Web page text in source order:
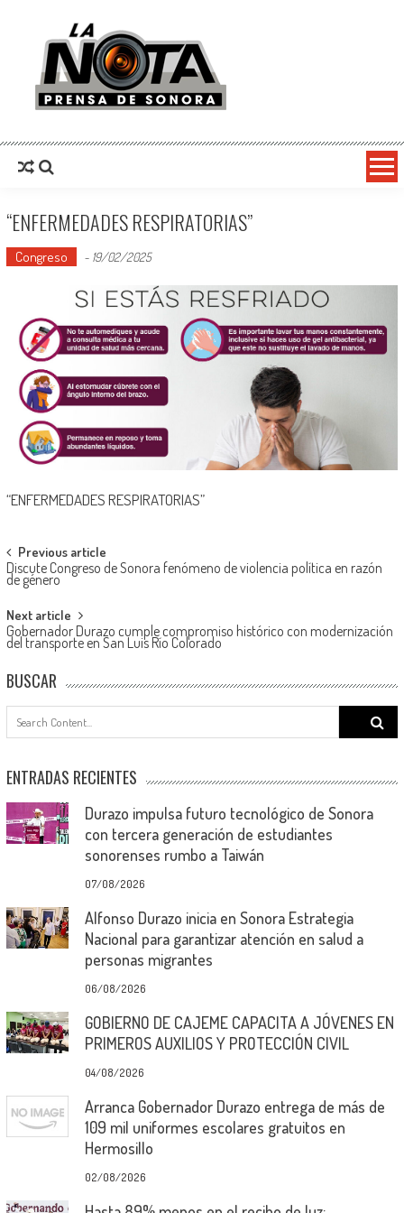
La Nota Prensa De Sonora
“ENFERMEDADES RESPIRATORIAS”
Congreso - 19/02/2025
“ENFERMEDADES RESPIRATORIAS”
Post
navigation
Previous article
Discute Congreso de Sonora fenómeno de violencia política en razón
de género
Next article
Gobernador Durazo cumple compromiso histórico con modernización
del transporte en San Luis Río Colorado
BUSCAR
Search
for:
ENTRADAS RECIENTES
Durazo impulsa futuro tecnológico de Sonora
con tercera generación de estudiantes
sonorenses rumbo a Taiwán
07/08/2026
Alfonso Durazo inicia en Sonora Estrategia
Nacional para garantizar atención en salud a
personas migrantes
06/08/2026
GOBIERNO DE CAJEME CAPACITA A JÓVENES EN
PRIMEROS AUXILIOS Y PROTECCIÓN CIVIL
04/08/2026
Arranca Gobernador Durazo entrega de más de
109 mil uniformes escolares gratuitos en
Hermosillo
02/08/2026